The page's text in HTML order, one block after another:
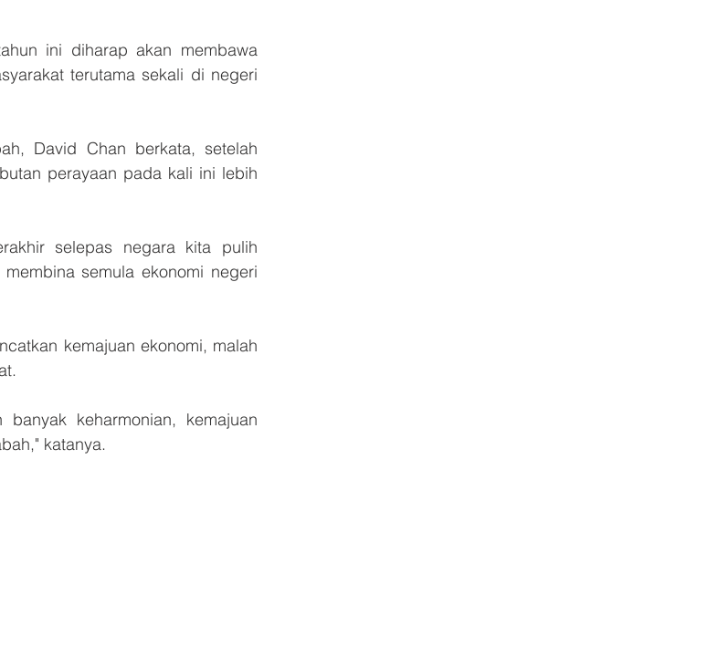
ini diharap akan membawa
terutama sekali di negeri
David Chan berkata, setelah
perayaan pada kali ini lebih
selepas negara kita pulih
semula ekonomi negeri
kemajuan ekonomi, malah
keharmonian, kemajuan
katanya.